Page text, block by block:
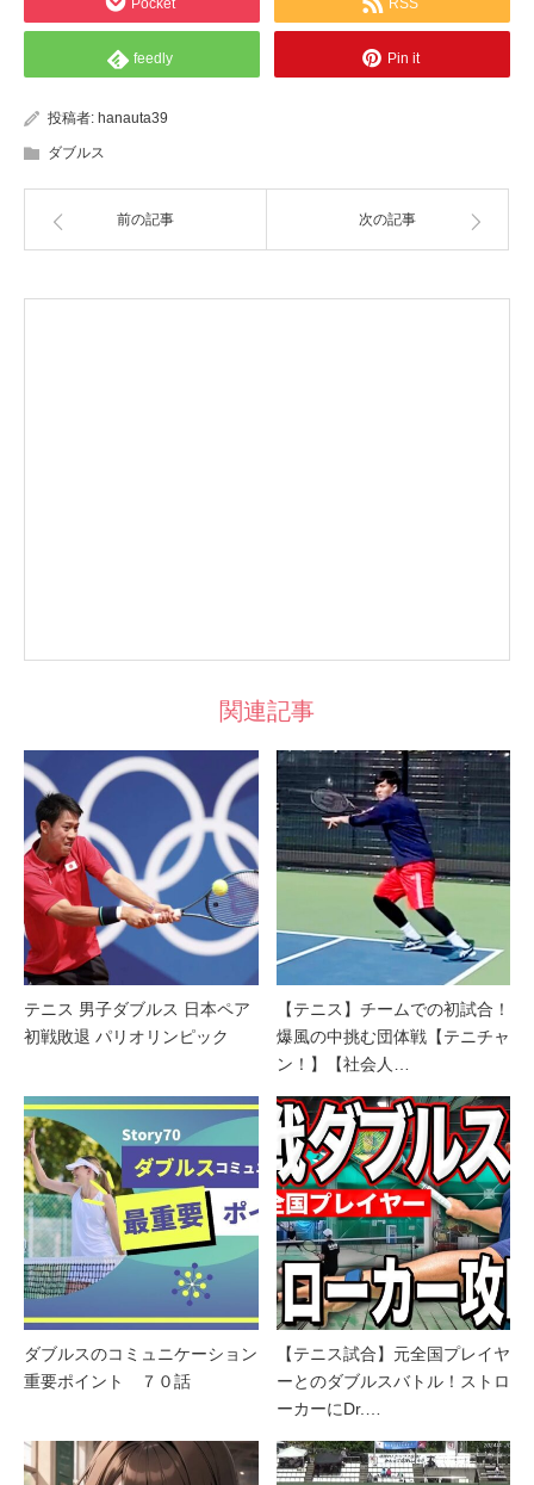
Pocket RSS
feedly Pin it
投稿者: hanauta39
ダブルス
前の記事 次の記事
関連記事
テニス 男子ダブルス 日本ペア
初戦敗退 パリオリンピック
【テニス】チームでの初試合！
爆風の中挑む団体戦【テニチャ
ン！】【社会人…
ダブルスのコミュニケーション
重要ポイント ７０話
【テニス試合】元全国プレイヤ
ーとのダブルスバトル！ストロ
ーカーにDr.…